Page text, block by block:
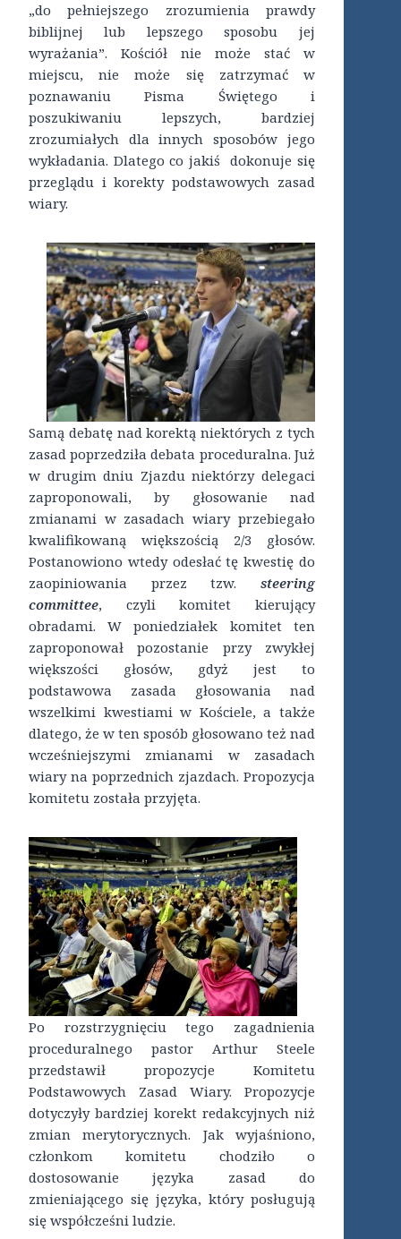
„do pełniejszego zrozumienia prawdy
biblijnej lub lepszego sposobu jej
wyrażania”. Kościół nie może stać w
miejscu, nie może się zatrzymać w
poznawaniu Pisma Świętego i
poszukiwaniu lepszych, bardziej
zrozumiałych dla innych sposobów jego
wykładania. Dlatego co jakiś dokonuje się
przeglądu i korekty podstawowych zasad
wiary.
Samą debatę nad korektą niektórych z tych
zasad poprzedziła debata proceduralna. Już
w drugim dniu Zjazdu niektórzy delegaci
zaproponowali, by głosowanie nad
zmianami w zasadach wiary przebiegało
kwalifikowaną większością 2/3 głosów.
Postanowiono wtedy odesłać tę kwestię do
zaopiniowania przez tzw. steering
committee, czyli komitet kierujący
obradami. W poniedziałek komitet ten
zaproponował pozostanie przy zwykłej
większości głosów, gdyż jest to
podstawowa zasada głosowania nad
wszelkimi kwestiami w Kościele, a także
dlatego, że w ten sposób głosowano też nad
wcześniejszymi zmianami w zasadach
wiary na poprzednich zjazdach. Propozycja
komitetu została przyjęta.
Po rozstrzygnięciu tego zagadnienia
proceduralnego pastor Arthur Steele
przedstawił propozycje Komitetu
Podstawowych Zasad Wiary. Propozycje
dotyczyły bardziej korekt redakcyjnych niż
zmian merytorycznych. Jak wyjaśniono,
członkom komitetu chodziło o
dostosowanie języka zasad do
zmieniającego się języka, który posługują
się współcześni ludzie.